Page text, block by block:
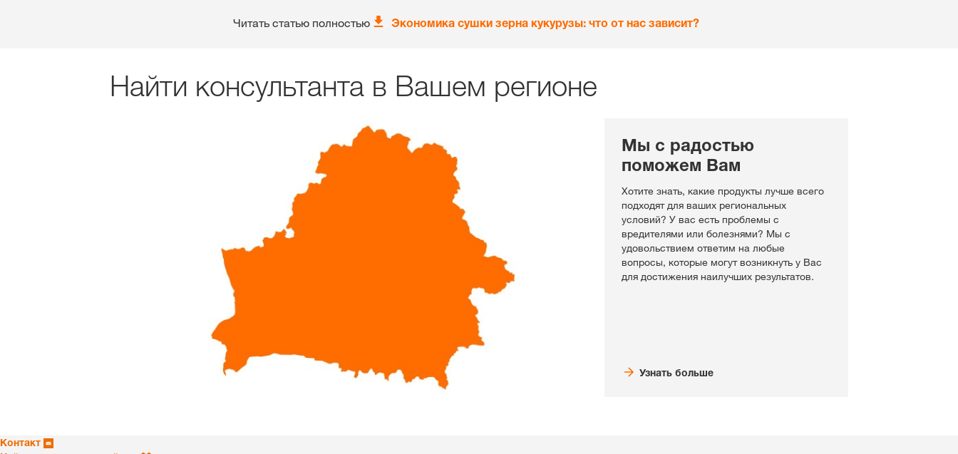
Читать статью полностью Экономика сушки зерна кукурузы: что от нас зависит?
Найти консультанта в Вашем регионе
Мы с радостью
поможем Вам
Хотите знать, какие продукты лучше всего
подходят для ваших региональных
условий? У вас есть проблемы с
вредителями или болезнями? Мы с
удовольствием ответим на любые
вопросы, которые могут возникнуть у Вас
для достижения наилучших результатов.
Узнать больше
Контакт